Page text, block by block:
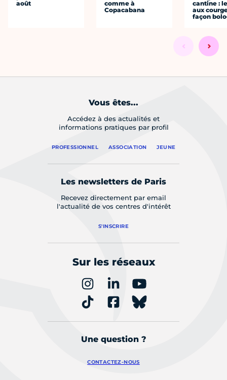
août
comme à
Copacabana
cantine :
aux
façon
Vous êtes...
Accédez à des actualités et
informations pratiques par profil
PROFESSIONNEL ASSOCIATION JEUNE
Les newsletters de Paris
Recevez directement par email
l'actualité de vos centres d'intérêt
S'INSCRIRE
Sur les réseaux
Une question ?
CONTACTEZ-NOUS